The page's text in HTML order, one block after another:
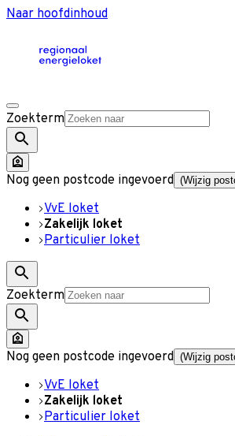
Naar hoofdinhoud
Zoekterm
Nog geen postcode ingevoerd (Wijzig
VvE loket
Zakelijk loket
Particulier loket
Zoekterm
Nog geen postcode ingevoerd (Wijzig
VvE loket
Zakelijk loket
Particulier loket